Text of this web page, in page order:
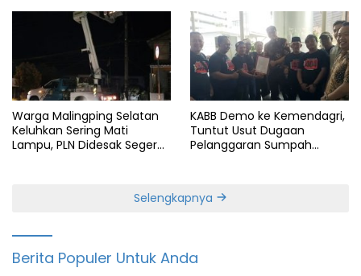
Warga Malingping Selatan
Keluhkan Sering Mati
Lampu, PLN Didesak Segera
KABB Demo ke Kemendagri,
Tuntut Usut Dugaan
Pelanggaran Sumpah
Selengkapnya
Berita Populer Untuk Anda